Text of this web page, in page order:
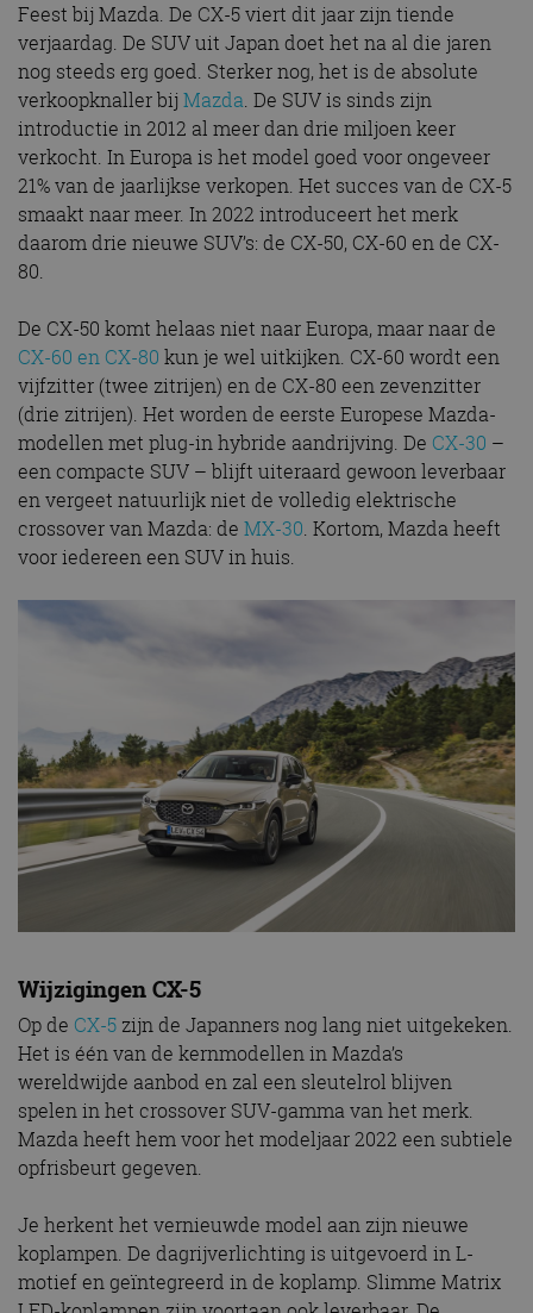
Feest bij Mazda. De CX-5 viert dit jaar zijn tiende
verjaardag. De SUV uit Japan doet het na al die jaren
nog steeds erg goed. Sterker nog, het is de absolute
verkoopknaller bij Mazda. De SUV is sinds zijn
introductie in 2012 al meer dan drie miljoen keer
verkocht. In Europa is het model goed voor ongeveer
21% van de jaarlijkse verkopen. Het succes van de CX-5
smaakt naar meer. In 2022 introduceert het merk
daarom drie nieuwe SUV’s: de CX-50, CX-60 en de CX-
80.
De CX-50 komt helaas niet naar Europa, maar naar de
CX-60 en CX-80 kun je wel uitkijken. CX-60 wordt een
vijfzitter (twee zitrijen) en de CX-80 een zevenzitter
(drie zitrijen). Het worden de eerste Europese Mazda-
modellen met plug-in hybride aandrijving. De CX-30 –
een compacte SUV – blijft uiteraard gewoon leverbaar
en vergeet natuurlijk niet de volledig elektrische
crossover van Mazda: de MX-30. Kortom, Mazda heeft
voor iedereen een SUV in huis.
Wijzigingen CX-5
Op de CX-5 zijn de Japanners nog lang niet uitgekeken.
Het is één van de kernmodellen in Mazda’s
wereldwijde aanbod en zal een sleutelrol blijven
spelen in het crossover SUV-gamma van het merk.
Mazda heeft hem voor het modeljaar 2022 een subtiele
opfrisbeurt gegeven.
Je herkent het vernieuwde model aan zijn nieuwe
koplampen. De dagrijverlichting is uitgevoerd in L-
motief en geïntegreerd in de koplamp. Slimme Matrix